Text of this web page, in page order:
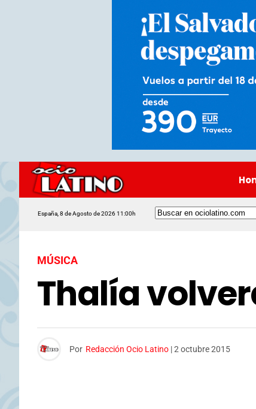
España, 8 de Agosto de 2026 11:00h
MÚSICA
Thalía
Por Redacción Ocio Latino |2 octubre 2015